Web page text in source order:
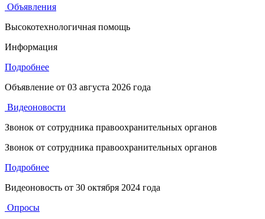
Объявления
Высокотехнологичная помощь
Информация
Подробнее
Объявление от 03 августа 2026 года
Видеоновости
Звонок от сотрудника правоохранительных органов
Звонок от сотрудника правоохранительных органов
Подробнее
Видеоновость от 30 октября 2024 года
Опросы